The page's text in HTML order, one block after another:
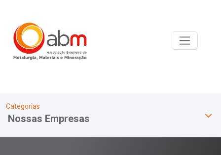
Categorias
Nossas Empresas